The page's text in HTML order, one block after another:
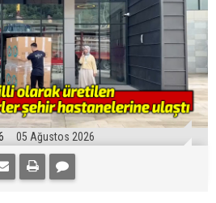
05 Ağustos 2026